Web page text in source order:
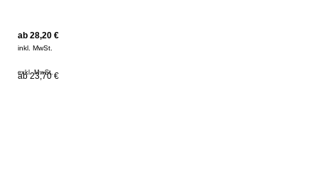
ab 28,20 €
inkl. MwSt.
ab 23,70 €
exkl. MwSt.